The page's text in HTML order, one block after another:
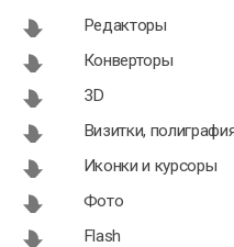
Tux Paint
Mac
Редакторы
Конверторы
3D
Визитки,
Иконки и курсоры
Фото
Flash